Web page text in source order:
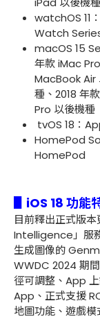
watchOS 11
Watch
macOS 15
年款 iMac
MacBook Air
種、2018 年
Pro 以後機種
tvOS 18：
HomePod
HomePod
▋iOS 18 功能
目前釋出正式版
Intelligence」服
生成圖像的
WWDC 2024 期
徑可調整、App
App、正式支援
地圖功能、遊戲模